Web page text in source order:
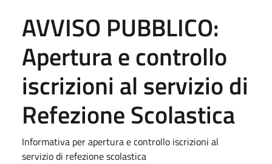
AVVISO PUBBLICO:
Apertura e controllo
iscrizioni al servizio di
Refezione Scolastica
Informativa per apertura e controllo iscrizioni al
servizio di refezione scolastica